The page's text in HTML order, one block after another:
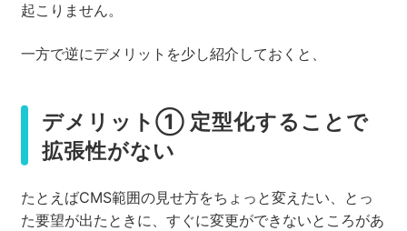
起こりません。
一方で逆にデメリットを少し紹介しておくと、
デメリット① 定型化することで
拡張性がない
たとえばCMS範囲の見せ方をちょっと変えたい、とっ
た要望が出たときに、すぐに変更ができないところがあ